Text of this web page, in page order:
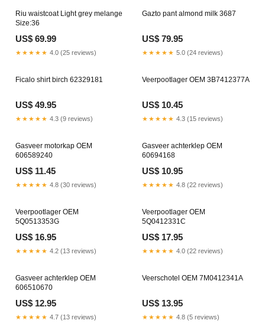
Riu waistcoat Light grey melange
Size:36
US$ 69.99
★★★★★ 4.0 (25 reviews)
Gazto pant almond milk 3687
US$ 79.95
★★★★★ 5.0 (24 reviews)
Ficalo shirt birch 62329181
US$ 49.95
★★★★★ 4.3 (9 reviews)
Veerpootlager OEM 3B7412377A
US$ 10.45
★★★★★ 4.3 (15 reviews)
Gasveer motorkap OEM
606589240
US$ 11.45
★★★★★ 4.8 (30 reviews)
Gasveer achterklep OEM
60694168
US$ 10.95
★★★★★ 4.8 (22 reviews)
Veerpootlager OEM
5Q0513353G
US$ 16.95
★★★★★ 4.2 (13 reviews)
Veerpootlager OEM
5Q0412331C
US$ 17.95
★★★★★ 4.0 (22 reviews)
Gasveer achterklep OEM
606510670
US$ 12.95
★★★★★ 4.7 (13 reviews)
Veerschotel OEM 7M0412341A
US$ 13.95
★★★★★ 4.8 (5 reviews)